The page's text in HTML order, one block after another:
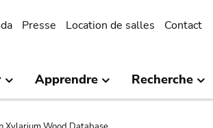
Presse Location de salles Contact
Apprendre Recherche